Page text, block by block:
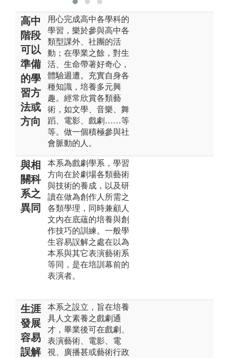
高中
階段
可以
準備
的學
習方
法或
方向
用心完成高中各學科的
學習，樂於參與高中各
類型課外、社團的活
動；在學業之餘，對生
活、生命帶著好奇心，
體驗週遭。充實自身各
種知識，培養多元興
趣。經常欣賞各類藝
術，如文學、音樂、舞
蹈、電影、戲劇……等
等。做一個積極參與社
會脈動的人。
與相
關科
系之
異同
本系為戲劇學系，學習
方向在於劇場各類藝術
與技術的養成，以及研
讀在做為創作人所需之
各類學理，同時兼顧人
文內在底蘊的培養與創
作技巧的訓練。一般學
生容易誤解之處在以為
本系與其它表演藝術系
等同，是在培訓幕前的
表演者。
生涯
發展
容易
誤解
本系之設立，旨在培養
具人文素養之戲劇通
才，畢業後可在戲劇、
表演藝術、電影、電
視、廣播甚或藝術行政